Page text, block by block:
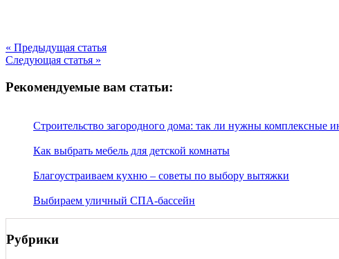
« Предыдущая статья
Следующая статья »
Рекомендуемые вам статьи:
Строительство загородного дома: так ли нужны комплексные
Как выбрать мебель для детской комнаты
Благоустраиваем кухню – советы по выбору вытяжки
Выбираем уличный СПА-бассейн
Рубрики